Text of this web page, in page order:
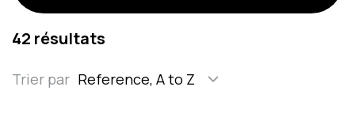
42 résultats
Trier par Reference, A to Z